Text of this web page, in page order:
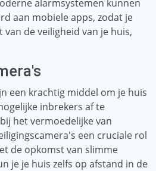
alarmsystemen kunnen
aan mobiele apps, zodat je
de veiligheid van je huis,
een krachtig middel om je huis
inbrekers af te
het vermoedelijke van
een cruciale rol
de opkomst van slimme
je je huis zelfs op afstand in de